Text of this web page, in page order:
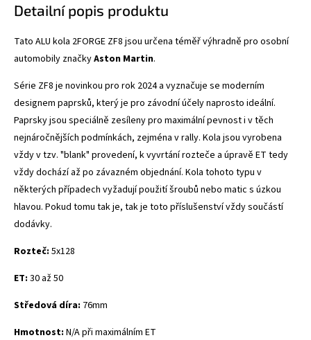
Detailní popis produktu
Tato ALU kola 2FORGE ZF8 jsou určena téměř výhradně pro osobní
automobily značkyAston Martin.
Série ZF8 je novinkou pro rok 2024 a vyznačuje se moderním
designem paprsků, který je pro závodní účely naprosto ideální.
Paprsky jsou speciálně zesíleny pro maximální pevnost i v těch
nejnáročnějších podmínkách, zejména v rally. Kola jsou vyrobena
vždy v tzv. "blank" provedení, k vyvrtání rozteče a úpravě ET tedy
vždy dochází až po závazném objednání. Kola tohoto typu v
některých případech vyžadují použití šroubů nebo matic s úzkou
hlavou. Pokud tomu tak je, tak je toto příslušenství vždy součástí
dodávky.
Rozteč: 5x128
ET: 30 až 50
Středová díra: 76mm
Hmotnost: N/A při maximálním ET